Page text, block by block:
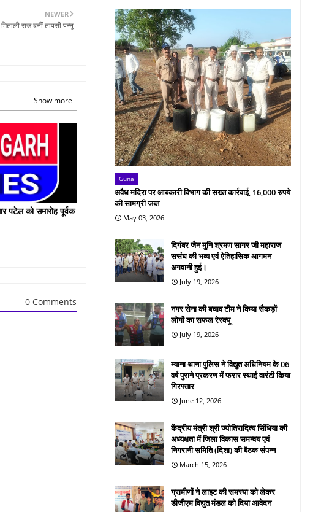
NEWER
राज बनीं तापसी पन्नू
Show more
पटेल को समारोह पूर्वक
0 Comments
Guna
अवैध मदिरा पर आबकारी विभाग की सख्त कार्रवाई, 16,000 रुपये
की सामग्री जब्त
May 03, 2026
दिगंबर जैन मुनि श्रमण सागर जी महाराज
ससंघ की भव्य एवं ऐतिहासिक आगमन
अगवानी हुई।
July 19, 2026
नगर सेना की बचाव टीम ने किया सैकड़ों
लोगों का सफल रेस्क्यू
July 19, 2026
म्याना थाना पुलिस ने विद्युत अधिनियम के 06
वर्ष पुराने प्रकरण में फरार स्थाई वारंटी किया
गिरफ्तार
June 12, 2026
केंद्रीय मंत्री श्री ज्योतिरादित्य सिंधिया की
अध्यक्षता में जिला विकास समन्वय एवं
निगरानी समिति (दिशा) की बैठक संपन्न
March 15, 2026
ग्रामीणों ने लाइट की समस्या को लेकर
डीजीएम विद्युत मंडल को दिया आवेदन